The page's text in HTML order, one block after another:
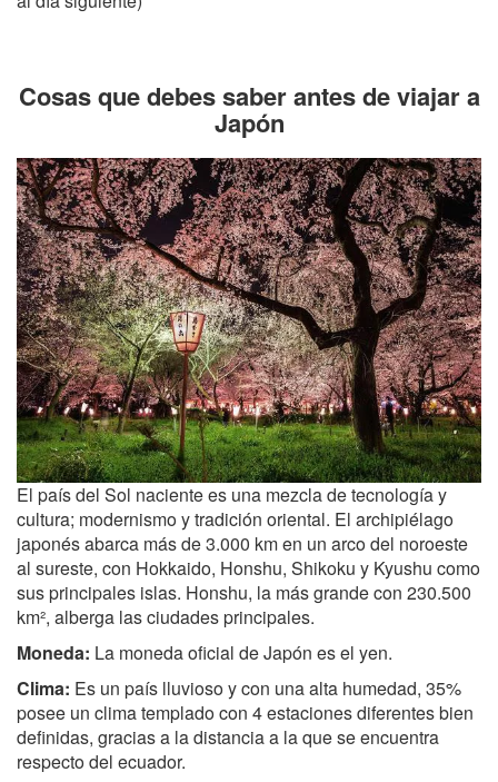
Cosas que debes saber antes de viajar a
Japón
El país del Sol naciente es una mezcla de tecnología y
cultura; modernismo y tradición oriental. El archipiélago
japonés abarca más de 3.000 km en un arco del noroeste
al sureste, con Hokkaido, Honshu, Shikoku y Kyushu como
sus principales islas. Honshu, la más grande con 230.500
km², alberga las ciudades principales.
Moneda: La moneda oficial de Japón es el yen.
Clima: Es un país lluvioso y con una alta humedad, 35%
posee un clima templado con 4 estaciones diferentes bien
definidas, gracias a la distancia a la que se encuentra
respecto del ecuador.